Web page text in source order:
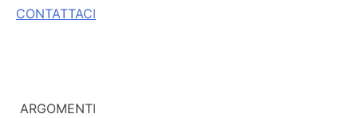
CONTATTACI
ARGOMENTI